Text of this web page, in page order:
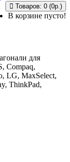
Товаров: 0 (0р.)
В корзине пусто!
для
Compaq,
LG, MaxSelect,
ThinkPad,